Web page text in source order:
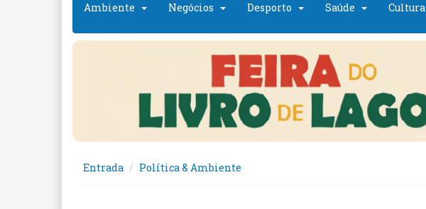
Ambiente
Negócios
Desporto Saúde Cultura
Entrada Política & Ambiente